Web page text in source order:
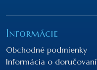
Informácie
Obchodné podmienky
Informácia o doručovaní